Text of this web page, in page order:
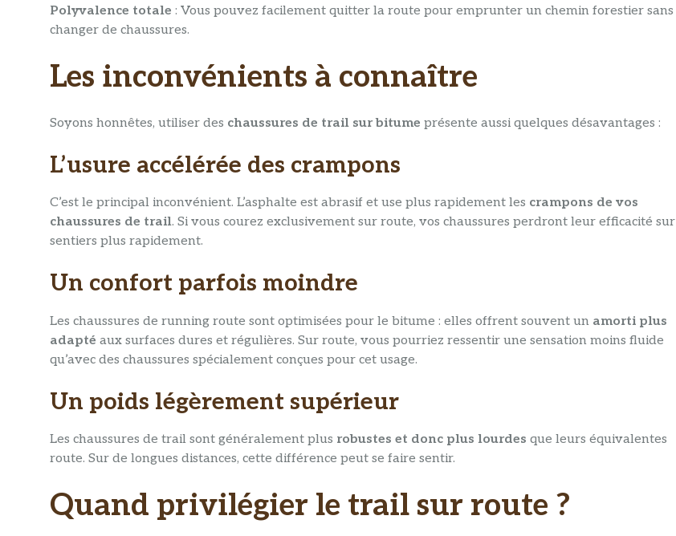
Polyvalence totale : Vous pouvez facilement quitter la route pour emprunter un chemin forestier sans
changer de chaussures.
Les inconvénients à connaître
Soyons honnêtes, utiliser des chaussures de trail sur bitume présente aussi quelques désavantages :
L’usure accélérée des crampons
C’est le principal inconvénient. L’asphalte est abrasif et use plus rapidement les crampons de vos
chaussures de trail. Si vous courez exclusivement sur route, vos chaussures perdront leur efficacité sur
sentiers plus rapidement.
Un confort parfois moindre
Les chaussures de running route sont optimisées pour le bitume : elles offrent souvent un amorti plus
adapté aux surfaces dures et régulières. Sur route, vous pourriez ressentir une sensation moins fluide
qu’avec des chaussures spécialement conçues pour cet usage.
Un poids légèrement supérieur
Les chaussures de trail sont généralement plus robustes et donc plus lourdes que leurs équivalentes
route. Sur de longues distances, cette différence peut se faire sentir.
Quand privilégier le trail sur route ?